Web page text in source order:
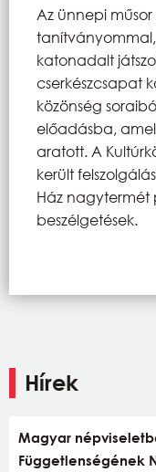
Az ünnepi
tanítványommal,
katonadalt
cserkészcsapat
közönség
előadásba,
aratott. A
került
Ház
beszélgetések.
Hírek
Magyar
Függetlenségének